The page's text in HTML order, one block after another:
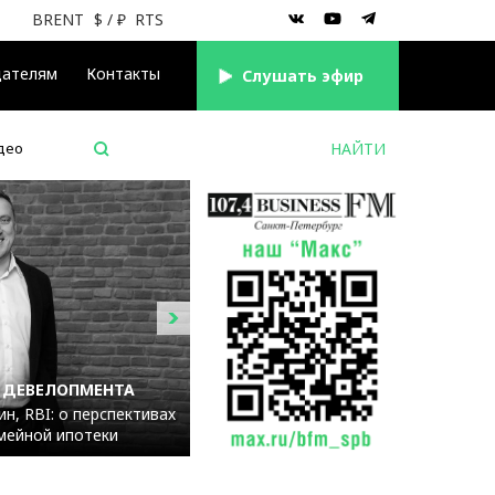
Контакты Cлушать эфир
BRENT $ / ₽ RTS
ДЕВЕЛОПМЕНТА
RBI: о перспективах
ипотеки